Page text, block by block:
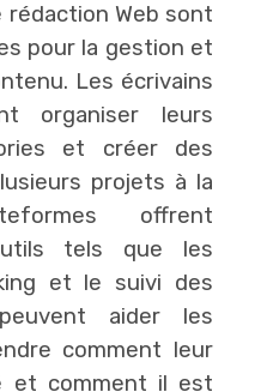
Web sont
pour la gestion et
Les écrivains
organiser leurs
et créer des
projets à la
offrent
tels que les
et le suivi des
aider les
comment leur
et comment il est